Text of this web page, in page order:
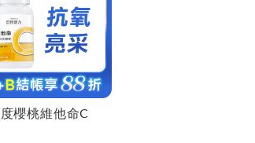
櫻桃維他命C